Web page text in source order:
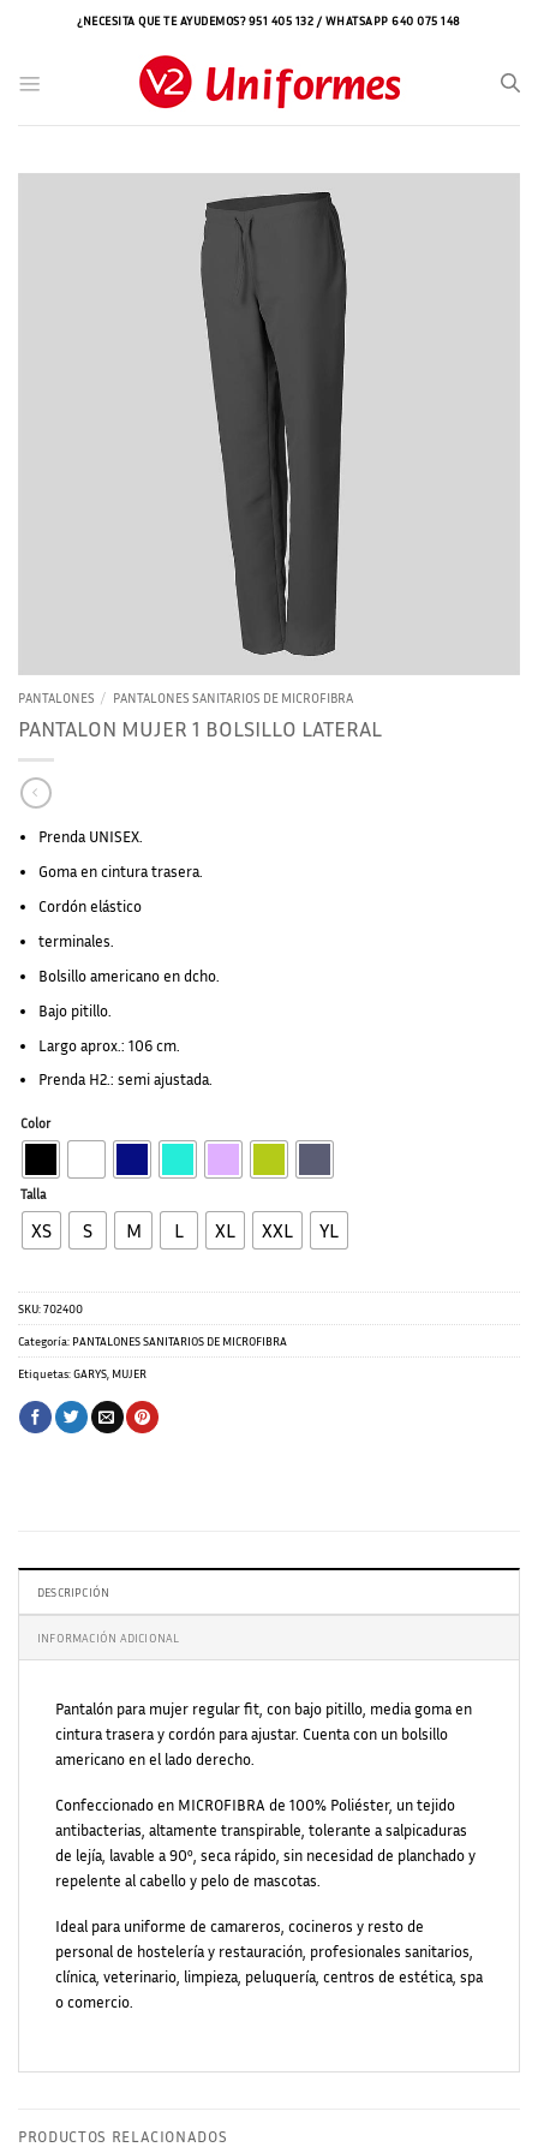
¿NECESITA QUE TE AYUDEMOS? 951 405 132 / WHATSAPP 640 075 148
PANTALONES / PANTALONES SANITARIOS DE MICROFIBRA
PANTALON MUJER 1 BOLSILLO LATERAL
Prenda UNISEX.
Goma en cintura trasera.
Cordón elástico
terminales.
Bolsillo americano en dcho.
Bajo pitillo.
Largo aprox.: 106 cm.
Prenda H2.: semi ajustada.
Color
Talla
XS S M L XL XXL YL
SKU:702400
Categoría: PANTALONES SANITARIOS DE MICROFIBRA
Etiquetas:GARYS MUJER
DESCRIPCIÓN
INFORMACIÓN ADICIONAL
Pantalón para mujer regular fit, con bajo pitillo, media goma en
cintura trasera y cordón para ajustar. Cuenta con un bolsillo
americano en el lado derecho.
Confeccionado en MICROFIBRA de 100% Poliéster, un tejido
antibacterias, altamente transpirable, tolerante a salpicaduras
de lejía, lavable a 90º, seca rápido, sin necesidad de planchado y
repelente al cabello y pelo de mascotas.
Ideal para uniforme de camareros, cocineros y resto de
personal de hostelería y restauración, profesionales sanitarios,
clínica, veterinario, limpieza, peluquería, centros de estética, spa
o comercio.
PRODUCTOS RELACIONADOS